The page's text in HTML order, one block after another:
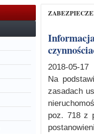
Informacja dotycząca wydania postanowienia o zabezpieczeniu w
2018-05-17
Na
zasadach
poz. 718 z